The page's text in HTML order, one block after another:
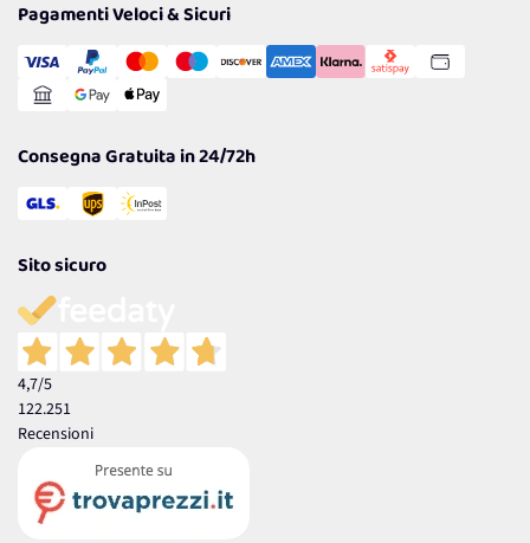
Cookie Policy
Gestisci Cookie
Reso Facile e Veloce
Pagamenti Veloci & Sicuri
Consegna Gratuita in 24/72h
Sito sicuro
4,7/5
122.251
Recensioni